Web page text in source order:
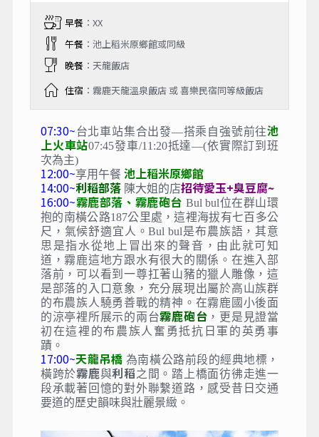
早餐：XX
午餐：池上稻米原鄉館或同級
晚餐：天龍飯店
住宿 ：霧鹿天龍溫泉飯店 或 喜樂民宿同等級飯店
07:30~台北車站集合出發—搭乘自強號前往池
上火車站07:45發車/11:20抵達—(依實際訂到班
次為主)
12:00~享用午餐 池上稻米原鄉館
14:00~利稻部落 陳大姐的店招待愛玉+臭豆腐~
16:00~霧鹿部落、霧鹿砲台 Bul bul位在群山環
抱的南橫公路187公里處，這裡海拔有七百多公
尺，氣候舒適宜人。Bul bul是布農族語，其意
思是指水從地上冒出來的聲音，由此就可知
道，霧鹿這地方跟水有很大的關係。在進入部
落前，可以看到一尊扛著山豬的獵人雕像，這
是部落的入口意象，充分展現出屬於高山族群
的布農族人驍勇善戰的精神。在霧鹿國小後面
的涼亭裡所展示的兩台霧鹿砲台 ，更是見證當
初在這裡的布農族人奮勇抵抗日軍的英勇事
蹟。
17:00~天龍吊橋 為南橫公路前段的經典地標，
橫跨於霧鹿與利稻之間。踏上橋面彷彿走進一
段承載著回憶的對外聯繫道路，感受昔日交通
要道的歷史韻味與壯麗景緻。